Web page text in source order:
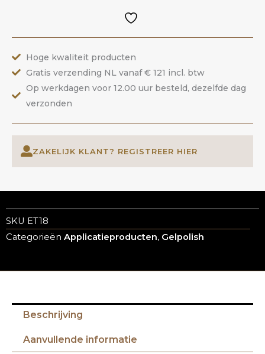
Hoge kwaliteit producten
Gratis verzending NL vanaf € 121 incl. btw
Op werkdagen voor 12.00 uur besteld, dezelfde dag
verzonden
ZAKELIJK KLANT? REGISTREER HIER
SKU ET18
Categorieën Applicatieproducten, Gelpolish
Beschrijving
Aanvullende informatie